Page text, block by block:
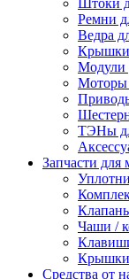
Штоки
Ремни
Ведра
Крышки
Модули
Моторы
ТЭНы
Запчасти для
Чаши /
Крышки
Средства от